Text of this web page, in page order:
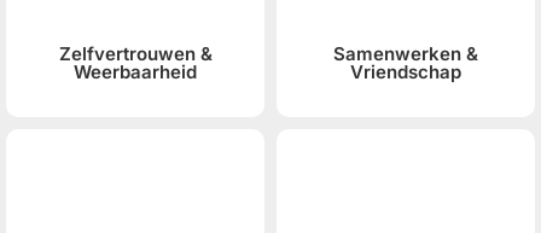
Zelfvertrouwen &
Weerbaarheid
Samenwerken &
Vriendschap